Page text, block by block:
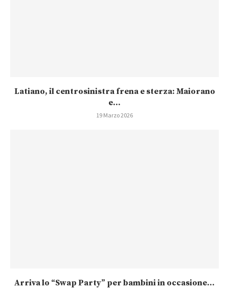
Latiano, il centrosinistra frena e sterza: Maiorano
e...
19 Marzo 2026
Arriva lo “Swap Party” per bambini in occasione...